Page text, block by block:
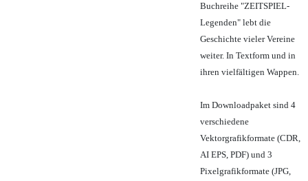
Buchreihe "ZEITSPIEL-
Legenden" lebt die
Geschichte vieler Vereine
weiter. In Textform und in
ihren vielfältigen Wappen.
Im Downloadpaket sind 4
verschiedene
Vektorgrafikformate (CDR,
AI EPS, PDF) und 3
Pixelgrafikformate (JPG,